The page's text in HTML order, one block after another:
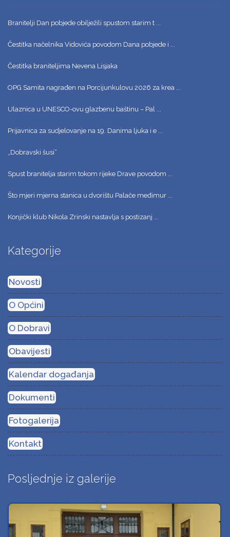
Branitelji Dan pobjede obilježili spustom starim t ...
Čestitka načelnika Vidovića povodom Dana pobjede i ...
Čestitka braniteljima Nevena Lisjaka
OPG Samita nagrađen na Porcijunkulovu 2026 za krea ...
Ulaznica u UNESCO-ovu glazbenu baštinu – Pal ...
Prijavnica za sudjelovanje na 19. Danima ljuka i e ...
„Dobravski šusi“
Spust branitelja starim tokom rijeke Drave povodom ...
Što mjeri mjerna stanica u dvorištu Palače međimur ...
Konjički klub Nikola Zrinski nastavlja s postizanj ...
Kategorije
Novosti
O Općini
O Dobravi
Obavijesti
Kalendar događanja
Dokumenti
Fotogalerija
Kontakt
Posljednje iz galerije